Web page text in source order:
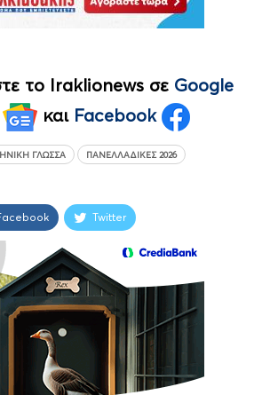
το Iraklionews σε Google
και Facebook
ΓΛΏΣΣΑ ΠΑΝΕΛΛΑΔΙΚΈΣ 2026
Twitter